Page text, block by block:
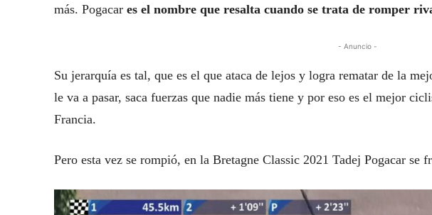
más. Pogacar es el nombre que resalta cuando se trata de romper
- Anuncio -
Su jerarquía es tal, que es el que ataca de lejos y logra rematar de la
le va a pasar, saca fuerzas que nadie más tiene y por eso es el mejor
Francia.
Pero esta vez se rompió, en la Bretagne Classic 2021 Tadej Pogacar